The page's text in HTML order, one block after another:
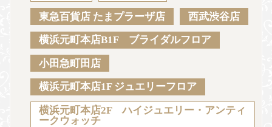
Anniversary
News Blog
Sustainability Voice Catalog
東急百貨店 たまプラーザ店 西武渋谷店
横浜元町本店B1F ブライダルフロア
小田急町田店
横浜元町本店1F ジュエリーフロア
横浜元町本店2F ハイジュエリー・アンティ
ークウォッチ